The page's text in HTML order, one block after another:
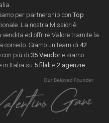
per partnership con Top
La nostra Mission è
ed offrire Valore tramite la
corredo. Siamo un team di 42
con più di 35 Vendore siamo
in Italia su 5 filali e 2 agenzie